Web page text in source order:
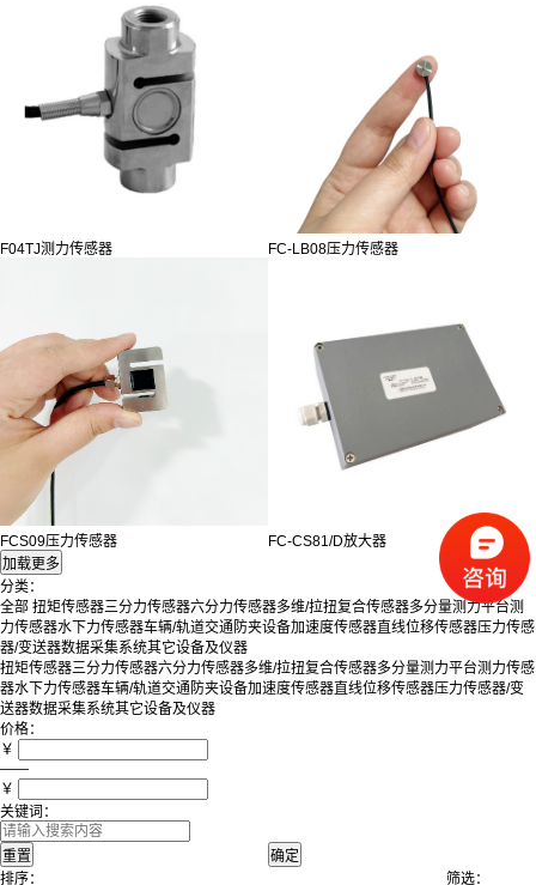
F04TJ测力传感器 FC-LB08压力传感器
FCS09压力传感器 FC-CS81/D放大器
分类：
全部 扭矩传感器三分力传感器六分力传感器多维/拉扭复合传感器多分量测力平台测
力传感器水下力传感器车辆/轨道交通防夹设备加速度传感器直线位移传感器压力传感
器/变送器数据采集系统其它设备及仪器
扭矩传感器三分力传感器六分力传感器多维/拉扭复合传感器多分量测力平台测力传感
器水下力传感器车辆/轨道交通防夹设备加速度传感器直线位移传感器压力传感器/变
送器数据采集系统其它设备及仪器
价格：
￥
——
￥
关键词：
排序：
筛选：